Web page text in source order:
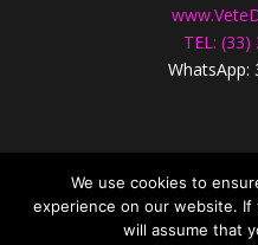
www.
TEL:
WhatsApp:
We use cookies to
experience on our website.
will assume that